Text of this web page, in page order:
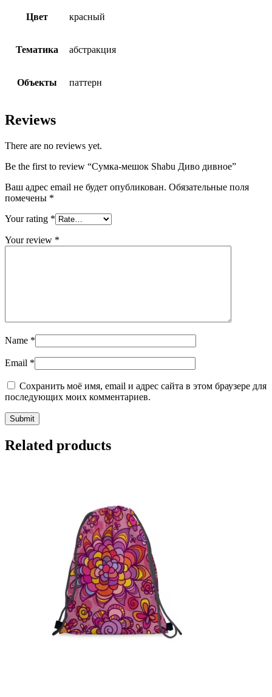
Цвет красный
Тематика абстракция
Объекты паттерн
Reviews
There are no reviews yet.
Be the first to review “Сумка-мешок Shabu Диво дивное”
Ваш адрес email не будет опубликован. Обязательные поля
помечены *
Your rating *
Your review *
Name *
Email *
Сохранить моё имя, email и адрес сайта в этом браузере для
последующих моих комментариев.
Related products